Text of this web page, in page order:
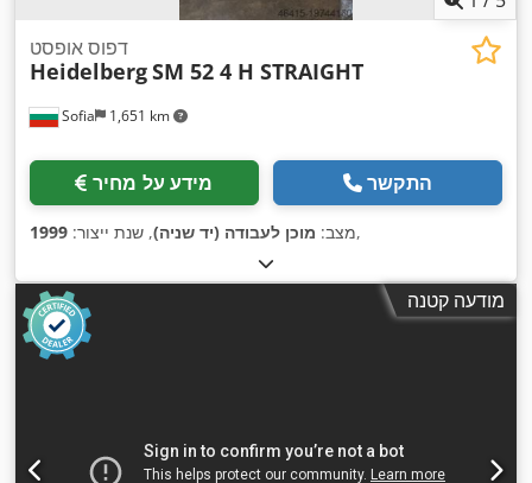
Sofia 1,651 km
דפוס אופסט
HeidelbergSM 52 4 H STRAIGHT
מידע על מחיר התקשר
מצב: מוכן לעבודה (יד שניה), שנת ייצור: 1999 ,
מודעה קטנה